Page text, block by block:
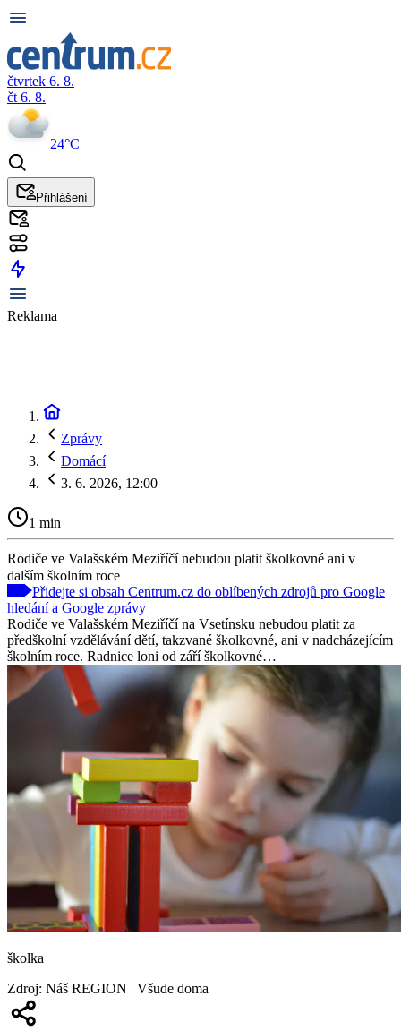
čtvrtek 6. 8.
čt 6. 8.
24°C
Přihlášení
Reklama
Zprávy
Domácí
3. 6. 2026, 12:00
1 min
Rodiče ve Valašském Meziříčí nebudou platit školkovné ani v
dalším školním roce
Přidejte si obsah Centrum.cz do oblíbených zdrojů pro Google
hledání a Google zprávy
Rodiče ve Valašském Meziříčí na Vsetínsku nebudou platit za
předškolní vzdělávání dětí, takzvané školkovné, ani v nadcházejícím
školním roce. Radnice loni od září školkovné…
školka
Zdroj: Náš REGION | Všude doma